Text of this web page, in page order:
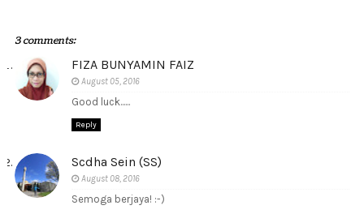
3 comments:
FIZA BUNYAMIN FAIZ
August 05, 2016
Good luck......
Reply
Scdha Sein (SS)
August 08, 2016
Semoga berjaya! :-)